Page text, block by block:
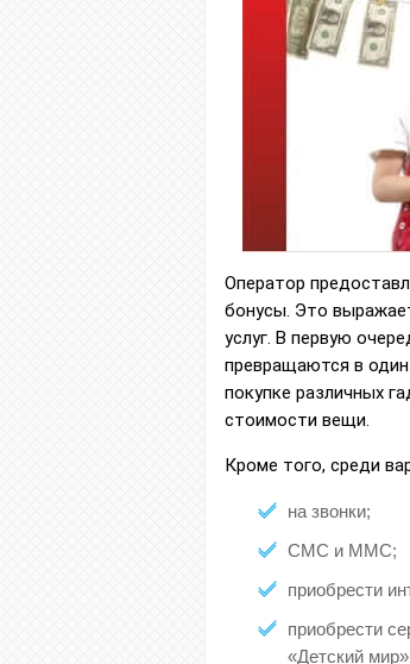
Оператор
бонусы. Это
услуг. В первую
превращаются в
покупке различных
стоимости вещи.
Кроме того, среди
на звонки;
СМС и ММС;
приобрести
приобрести
«Детский